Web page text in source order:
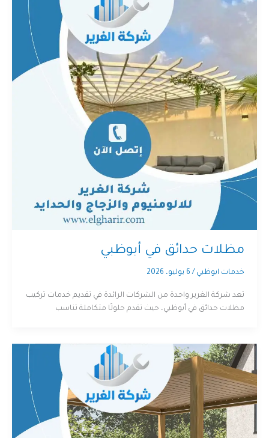
مظلات حدائق في أبوظبي
خدمات ابوظبي / 6 يوليو، 2026
تعد شركة الغرير واحدة من الشركات الرائدة في تقديم خدمات تركيب
مظلات حدائق في أبوظبي، حيث تقدم حلولًا متكاملة تناسب